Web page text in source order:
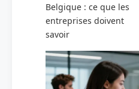
Belgique : ce que les
entreprises doivent
savoir